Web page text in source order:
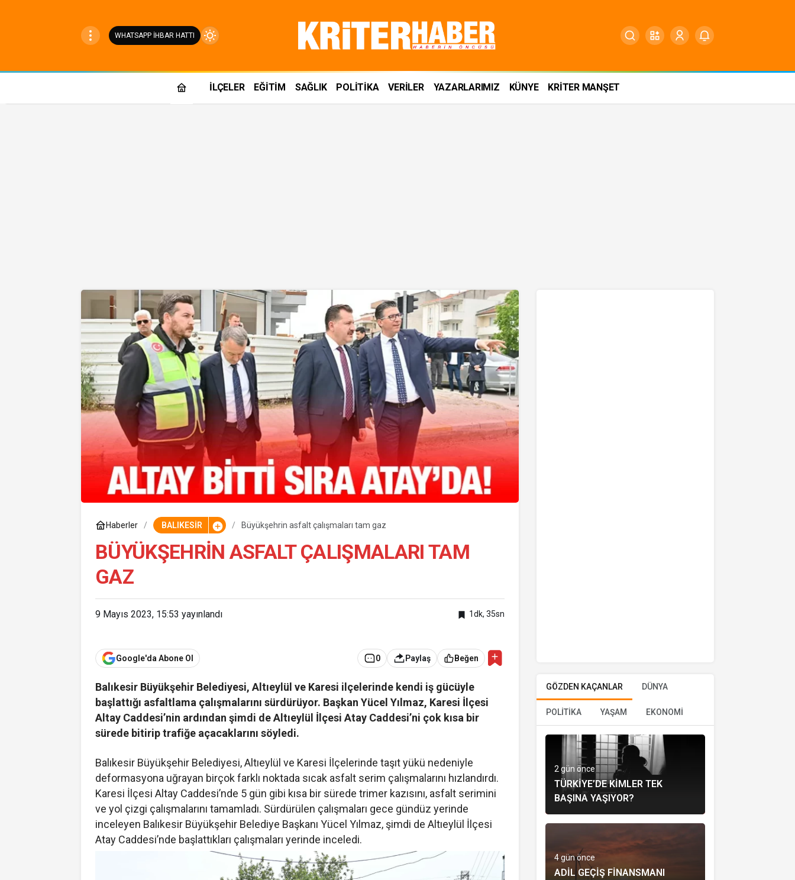
WHATSAPP İHBAR HATTI
Mod
İLÇELER EĞİTİM SAĞLIK POLİTİKA VERİLER YAZARLARIMIZ KÜNYE KRİTER MANŞET
Haberler BALIKESİR Büyükşehrin asfalt çalışmaları tam gaz
BÜYÜKŞEHRIN ASFALT ÇALIŞMALARI TAM
GAZ
9 Mayıs 2023, 15:53 yayınlandı 1dk, 35sn
Google'da Abone Ol 0 Paylaş Beğen
Balıkesir Büyükşehir Belediyesi, Altıeylül ve Karesi ilçelerinde kendi iş gücüyle
başlattığı asfaltlama çalışmalarını sürdürüyor. Başkan Yücel Yılmaz, Karesi İlçesi
Altay Caddesi’nin ardından şimdi de Altıeylül İlçesi Atay Caddesi’ni çok kısa bir
sürede bitirip trafiğe açacaklarını söyledi.
Balıkesir Büyükşehir Belediyesi, Altıeylül ve Karesi İlçelerinde taşıt yükü nedeniyle
deformasyona uğrayan birçok farklı noktada sıcak asfalt serim çalışmalarını hızlandırdı.
Karesi İlçesi Altay Caddesi’nde 5 gün gibi kısa bir sürede trimer kazısını, asfalt serimini
ve yol çizgi çalışmalarını tamamladı. Sürdürülen çalışmaları gece gündüz yerinde
inceleyen Balıkesir Büyükşehir Belediye Başkanı Yücel Yılmaz, şimdi de Altıeylül İlçesi
Atay Caddesi’nde başlattıkları çalışmaları yerinde inceledi.
GÖZDEN KAÇANLAR DÜNYA
POLİTİKA YAŞAM EKONOMİ
2 gün önce
TÜRKIYE’DE KIMLER TEK
BAŞINA YAŞIYOR?
4 gün önce
ADIL GEÇIŞ FINANSMANI